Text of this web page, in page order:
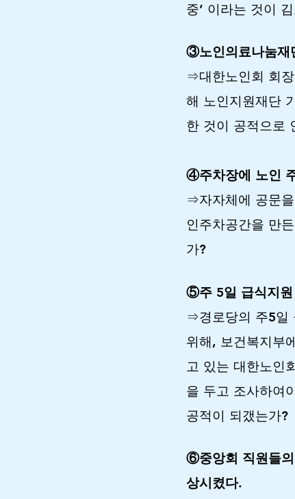
중’ 이라는 것이
③노인의료나눔재
⇒대한노인회 회
해 노인지원재단
한 것이 공적으로
④주차장에 노인
⇒자자체에 공문
인주차공간을 만
가?
⑤주 5일 급식지원
⇒경로당의 주5일
위해, 보건복지부
고 있는 대한노인
을 두고 조사하여
공적이 되갰는가?
⑥중앙회 직원들
상시켰다.